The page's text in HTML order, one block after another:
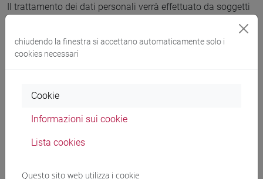
Il trattamento dei dati personali verrà effettuato da soggetti
Regolamento e art.2-quaterdecies del D.lgs. 196/20013), con
l'utilizzo di procedure anche informatizzate, adottando
perdita d’integrità e riservatezza, anche accidentali.
norme sulla conservazione della documentazione
chiudendo la finestra si accettano automaticamente solo i
cookies necessari
Cookie
Informazioni sui cookie
Lista cookies
Questo sito web utilizza i cookie